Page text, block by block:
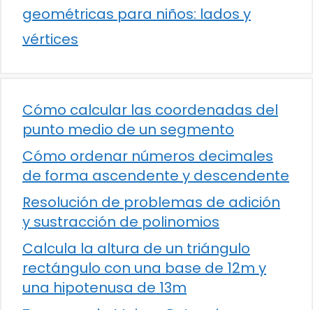
geométricas para niños: lados y
vértices
Cómo calcular las coordenadas del
punto medio de un segmento
Cómo ordenar números decimales
de forma ascendente y descendente
Resolución de problemas de adición
y sustracción de polinomios
Calcula la altura de un triángulo
rectángulo con una base de 12m y
una hipotenusa de 13m